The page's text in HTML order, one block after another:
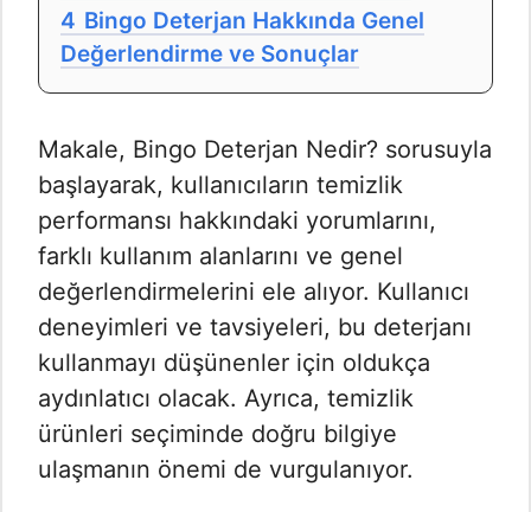
4 Bingo Deterjan Hakkında Genel
Değerlendirme ve Sonuçlar
Makale, Bingo Deterjan Nedir? sorusuyla
başlayarak, kullanıcıların temizlik
performansı hakkındaki yorumlarını,
farklı kullanım alanlarını ve genel
değerlendirmelerini ele alıyor. Kullanıcı
deneyimleri ve tavsiyeleri, bu deterjanı
kullanmayı düşünenler için oldukça
aydınlatıcı olacak. Ayrıca, temizlik
ürünleri seçiminde doğru bilgiye
ulaşmanın önemi de vurgulanıyor.